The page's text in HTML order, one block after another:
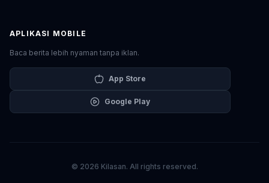
APLIKASI MOBILE
Baca berita lebih nyaman tanpa iklan.
App Store
Google Play
© 2026 Kilasan. All rights reserved.